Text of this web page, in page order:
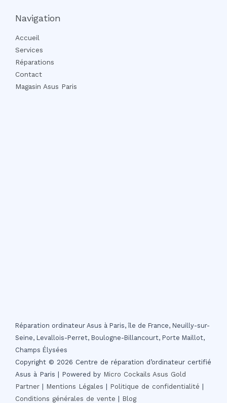
Navigation
Accueil
Services
Réparations
Contact
Magasin Asus Paris
Réparation ordinateur Asus à Paris, île de France, Neuilly-sur-
Seine, Levallois-Perret, Boulogne-Billancourt, Porte Maillot,
Champs Élysées
Copyright © 2026 Centre de réparation d’ordinateur certifié
Asus à Paris | Powered by Micro Cockails Asus Gold
Partner
Mentions Légales Politique de confidentialité
Conditions générales de vente
Blog